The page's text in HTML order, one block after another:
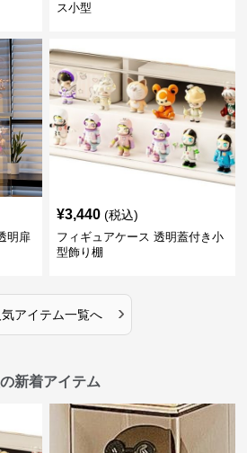
ス小型
明扉
¥3,440 (税込)
フィギュアケース 透明蓋付き小
型飾り棚
気アイテム一覧へ ›
新着アイテム